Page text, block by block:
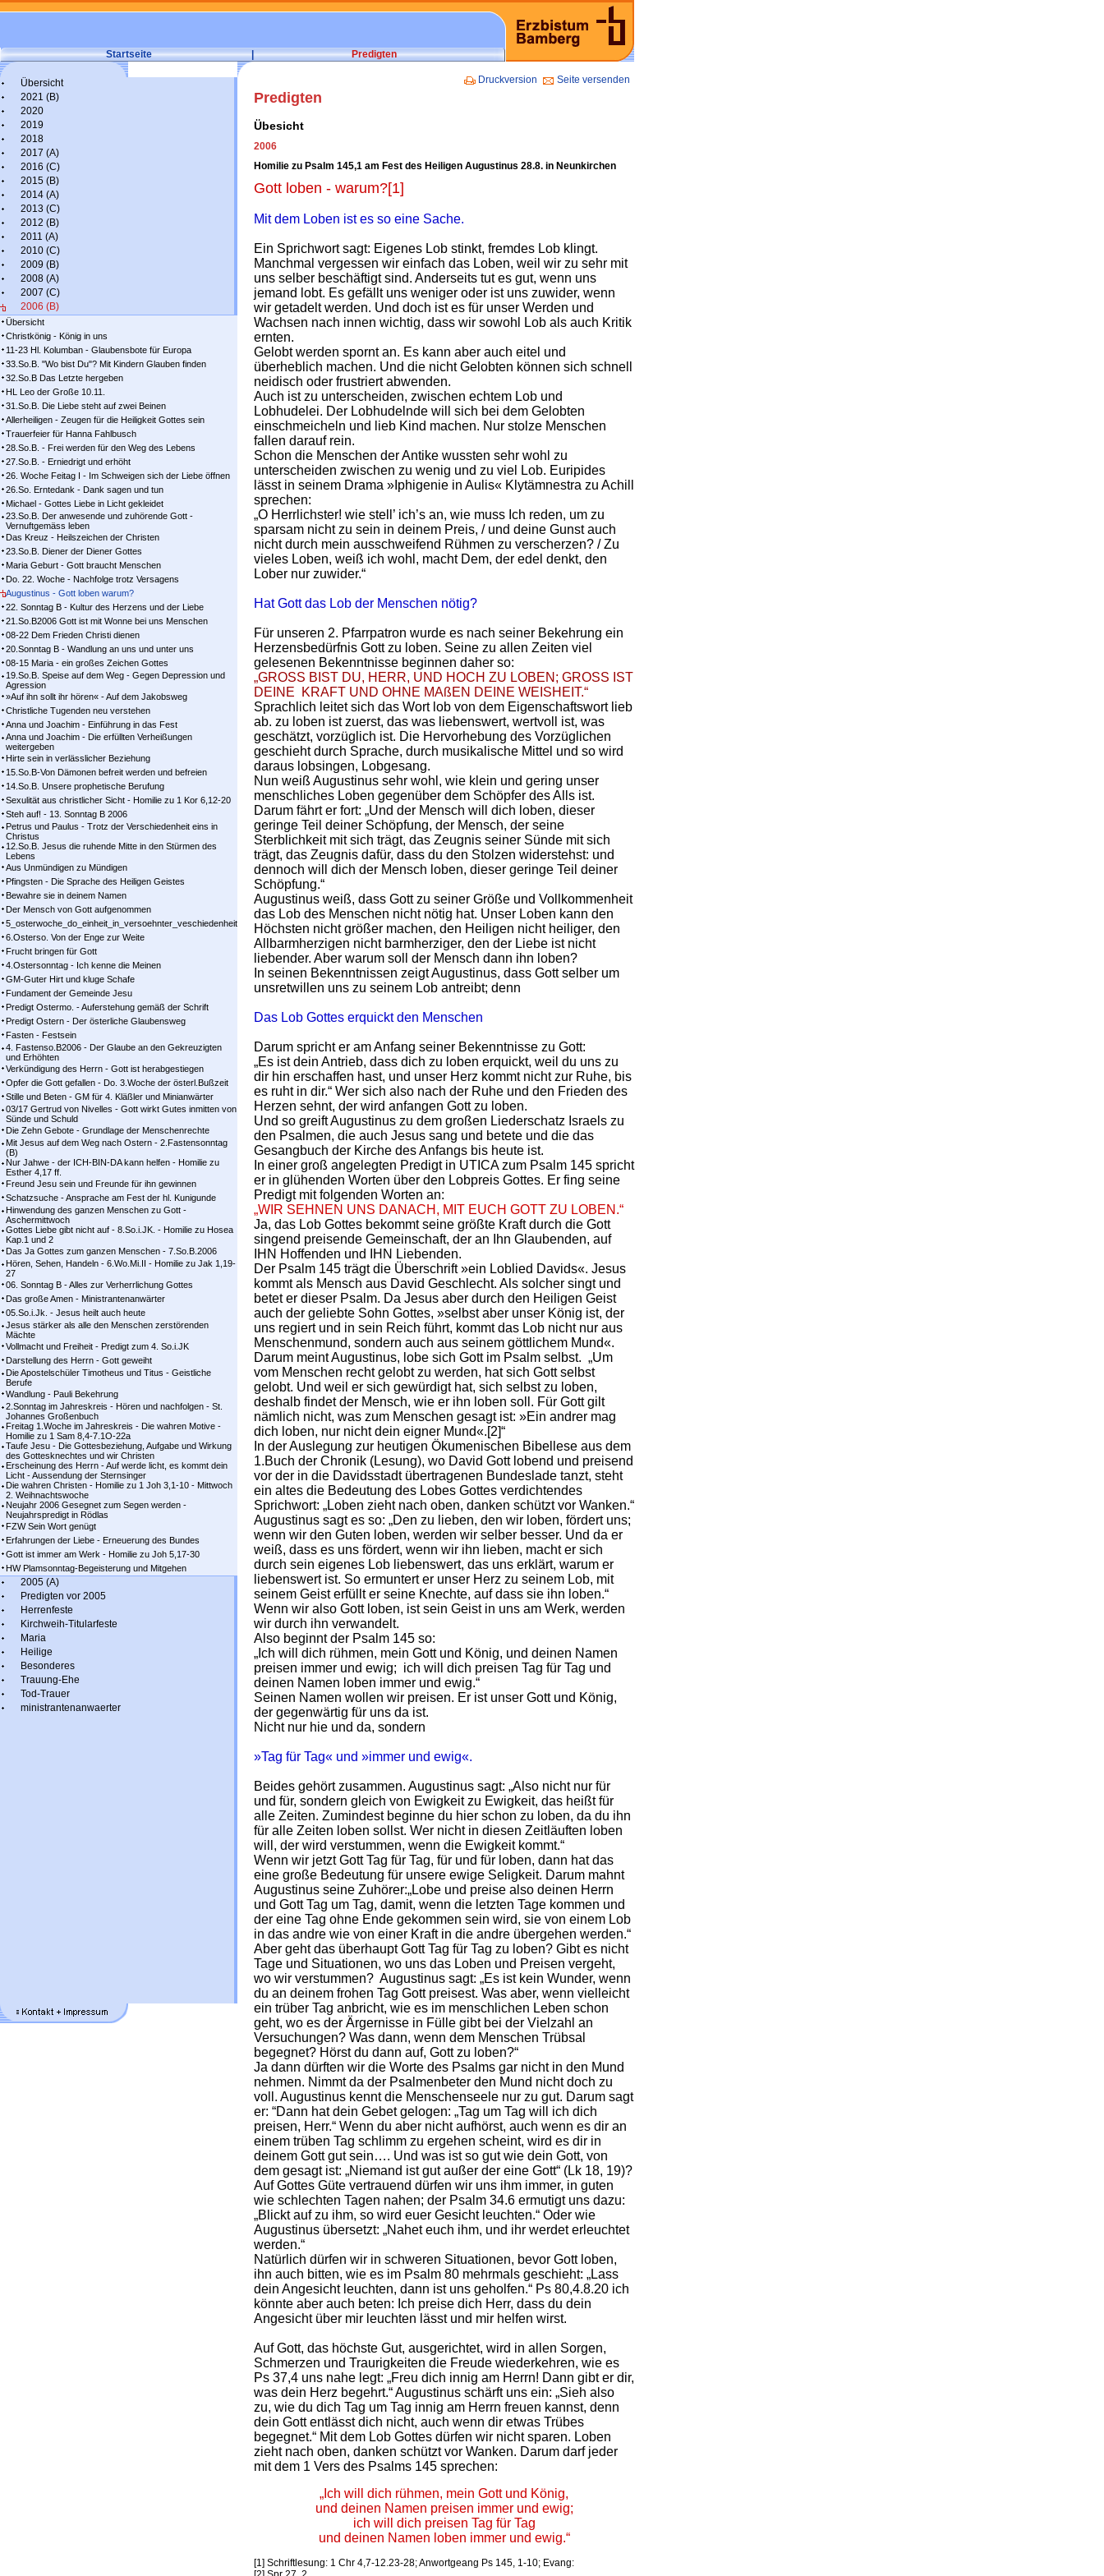
Startseite | Predigten
Übersicht
2021 (B)
2020
2019
2018
2017 (A)
2016 (C)
2015 (B)
2014 (A)
2013 (C)
2012 (B)
2011 (A)
2010 (C)
2009 (B)
2008 (A)
2007 (C)
2006 (B)
Übersicht
Christkönig - König in uns
11-23 Hl. Kolumban - Glaubensbote für Europa
33.So.B. "Wo bist Du"? Mit Kindern Glauben finden
32.So.B Das Letzte hergeben
HL Leo der Große 10.11.
31.So.B. Die Liebe steht auf zwei Beinen
Allerheiligen - Zeugen für die Heiligkeit Gottes sein
Trauerfeier für Hanna Fahlbusch
28.So.B. - Frei werden für den Weg des Lebens
27.So.B. - Erniedrigt und erhöht
26. Woche Feitag I - Im Schweigen sich der Liebe öffnen
26.So. Erntedank - Dank sagen und tun
Michael - Gottes Liebe in Licht gekleidet
23.So.B. Der anwesende und zuhörende Gott -
Vernuftgemäss leben
Das Kreuz - Heilszeichen der Christen
23.So.B. Diener der Diener Gottes
Maria Geburt - Gott braucht Menschen
Do. 22. Woche - Nachfolge trotz Versagens
Augustinus - Gott loben warum?
22. Sonntag B - Kultur des Herzens und der Liebe
21.So.B2006 Gott ist mit Wonne bei uns Menschen
08-22 Dem Frieden Christi dienen
20.Sonntag B - Wandlung an uns und unter uns
08-15 Maria - ein großes Zeichen Gottes
19.So.B. Speise auf dem Weg - Gegen Depression und
Agression
»Auf ihn sollt ihr hören« - Auf dem Jakobsweg
Christliche Tugenden neu verstehen
Anna und Joachim - Einführung in das Fest
Anna und Joachim - Die erfüllten Verheißungen
weitergeben
Hirte sein in verlässlicher Beziehung
15.So.B-Von Dämonen befreit werden und befreien
14.So.B. Unsere prophetische Berufung
Sexulität aus christlicher Sicht - Homilie zu 1 Kor 6,12-20
Steh auf! - 13. Sonntag B 2006
Petrus und Paulus - Trotz der Verschiedenheit eins in
Christus
12.So.B. Jesus die ruhende Mitte in den Stürmen des
Lebens
Aus Unmündigen zu Mündigen
Pfingsten - Die Sprache des Heiligen Geistes
Bewahre sie in deinem Namen
Der Mensch von Gott aufgenommen
5_osterwoche_do_einheit_in_versoehnter_veschiedenheit
6.Osterso. Von der Enge zur Weite
Frucht bringen für Gott
4.Ostersonntag - Ich kenne die Meinen
GM-Guter Hirt und kluge Schafe
Fundament der Gemeinde Jesu
Predigt Ostermo. - Auferstehung gemäß der Schrift
Predigt Ostern - Der österliche Glaubensweg
Fasten - Festsein
4. Fastenso.B2006 - Der Glaube an den Gekreuzigten
und Erhöhten
Verkündigung des Herrn - Gott ist herabgestiegen
Opfer die Gott gefallen - Do. 3.Woche der österl.Bußzeit
Stille und Beten - GM für 4. Kläßler und Minianwärter
03/17 Gertrud von Nivelles - Gott wirkt Gutes inmitten von
Sünde und Schuld
Die Zehn Gebote - Grundlage der Menschenrechte
Mit Jesus auf dem Weg nach Ostern - 2.Fastensonntag
(B)
Nur Jahwe - der ICH-BIN-DA kann helfen - Homilie zu
Esther 4,17 ff.
Freund Jesu sein und Freunde für ihn gewinnen
Schatzsuche - Ansprache am Fest der hl. Kunigunde
Hinwendung des ganzen Menschen zu Gott -
Aschermittwoch
Gottes Liebe gibt nicht auf - 8.So.i.JK. - Homilie zu Hosea
Kap.1 und 2
Das Ja Gottes zum ganzen Menschen - 7.So.B.2006
Hören, Sehen, Handeln - 6.Wo.Mi.II - Homilie zu Jak 1,19-
27
06. Sonntag B - Alles zur Verherrlichung Gottes
Das große Amen - Ministrantenanwärter
05.So.i.Jk. - Jesus heilt auch heute
Jesus stärker als alle den Menschen zerstörenden
Mächte
Vollmacht und Freiheit - Predigt zum 4. So.i.JK
Darstellung des Herrn - Gott geweiht
Die Apostelschüler Timotheus und Titus - Geistliche
Berufe
Wandlung - Pauli Bekehrung
2.Sonntag im Jahreskreis - Hören und nachfolgen - St.
Johannes Großenbuch
Freitag 1.Woche im Jahreskreis - Die wahren Motive -
Homilie zu 1 Sam 8,4-7.1O-22a
Taufe Jesu - Die Gottesbeziehung, Aufgabe und Wirkung
des Gottesknechtes und wir Christen
Erscheinung des Herrn - Auf werde licht, es kommt dein
Licht - Aussendung der Sternsinger
Die wahren Christen - Homilie zu 1 Joh 3,1-10 - Mittwoch
2. Weihnachtswoche
Neujahr 2006 Gesegnet zum Segen werden -
Neujahrspredigt in Rödlas
FZW Sein Wort genügt
Erfahrungen der Liebe - Erneuerung des Bundes
Gott ist immer am Werk - Homilie zu Joh 5,17-30
HW Plamsonntag-Begeisterung und Mitgehen
2005 (A)
Predigten vor 2005
Herrenfeste
Kirchweih-Titularfeste
Maria
Heilige
Besonderes
Trauung-Ehe
Tod-Trauer
ministrantenanwaerter
Druckversion Seite versenden
Predigten
Übesicht
2006
Homilie zu Psalm 145,1 am Fest des Heiligen Augustinus 28.8. in Neunkirchen
Gott loben - warum?[1]
Mit dem Loben ist es so eine Sache.
Ein Sprichwort sagt: Eigenes Lob stinkt, fremdes Lob klingt.
Manchmal vergessen wir einfach das Loben, weil wir zu sehr mit
uns selber beschäftigt sind. Anderseits tut es gut, wenn uns
jemand lobt. Es gefällt uns weniger oder ist uns zuwider, wenn
wir getadelt werden. Und doch ist es für unser Werden und
Wachsen nach innen wichtig, dass wir sowohl Lob als auch Kritik
ernten.
Gelobt werden spornt an. Es kann aber auch eitel und
überheblich machen. Und die nicht Gelobten können sich schnell
neidisch oder frustriert abwenden.
Auch ist zu unterscheiden, zwischen echtem Lob und
Lobhudelei. Der Lobhudelnde will sich bei dem Gelobten
einschmeicheln und lieb Kind machen. Nur stolze Menschen
fallen darauf rein.
Schon die Menschen der Antike wussten sehr wohl zu
unterscheiden zwischen zu wenig und zu viel Lob. Euripides
lässt in seinem Drama »Iphigenie in Aulis« Klytämnestra zu Achill
sprechen:
„O Herrlichster! wie stell’ ich’s an, wie muss Ich reden, um zu
sparsam nicht zu sein in deinem Preis, / und deine Gunst auch
nicht durch mein ausschweifend Rühmen zu verscherzen? / Zu
vieles Loben, weiß ich wohl, macht Dem, der edel denkt, den
Lober nur zuwider.“
Hat Gott das Lob der Menschen nötig?
Für unseren 2. Pfarrpatron wurde es nach seiner Bekehrung ein
Herzensbedürfnis Gott zu loben. Seine zu allen Zeiten viel
gelesenen Bekenntnisse beginnen daher so:
„GROSS BIST DU, HERR, UND HOCH ZU LOBEN; GROSS IST
DEINE KRAFT UND OHNE MAßEN DEINE WEISHEIT.“
Sprachlich leitet sich das Wort lob von dem Eigenschaftswort lieb
ab. zu loben ist zuerst, das was liebenswert, wertvoll ist, was
geschätzt, vorzüglich ist. Die Hervorhebung des Vorzüglichen
geschieht durch Sprache, durch musikalische Mittel und so wird
daraus lobsingen, Lobgesang.
Nun weiß Augustinus sehr wohl, wie klein und gering unser
menschliches Loben gegenüber dem Schöpfer des Alls ist.
Darum fährt er fort: „Und der Mensch will dich loben, dieser
geringe Teil deiner Schöpfung, der Mensch, der seine
Sterblichkeit mit sich trägt, das Zeugnis seiner Sünde mit sich
trägt, das Zeugnis dafür, dass du den Stolzen widerstehst: und
dennoch will dich der Mensch loben, dieser geringe Teil deiner
Schöpfung.“
Augustinus weiß, dass Gott zu seiner Größe und Vollkommenheit
das Lob des Menschen nicht nötig hat. Unser Loben kann den
Höchsten nicht größer machen, den Heiligen nicht heiliger, den
Allbarmherzigen nicht barmherziger, den der Liebe ist nicht
liebender. Aber warum soll der Mensch dann ihn loben?
In seinen Bekenntnissen zeigt Augustinus, dass Gott selber um
unsretwillen uns zu seinem Lob antreibt; denn
Das Lob Gottes erquickt den Menschen
Darum spricht er am Anfang seiner Bekenntnisse zu Gott:
„Es ist dein Antrieb, dass dich zu loben erquickt, weil du uns zu
dir hin erschaffen hast, und unser Herz kommt nicht zur Ruhe, bis
es ruht in dir.“ Wer sich also nach der Ruhe und den Frieden des
Herzen sehnt, der wird anfangen Gott zu loben.
Und so greift Augustinus zu dem großen Liederschatz Israels zu
den Psalmen, die auch Jesus sang und betete und die das
Gesangbuch der Kirche des Anfangs bis heute ist.
In einer groß angelegten Predigt in UTICA zum Psalm 145 spricht
er in glühenden Worten über den Lobpreis Gottes. Er fing seine
Predigt mit folgenden Worten an:
„WIR SEHNEN UNS DANACH, MIT EUCH GOTT ZU LOBEN.“
Ja, das Lob Gottes bekommt seine größte Kraft durch die Gott
singend preisende Gemeinschaft, der an Ihn Glaubenden, auf
IHN Hoffenden und IHN Liebenden.
Der Psalm 145 trägt die Überschrift »ein Loblied Davids«. Jesus
kommt als Mensch aus David Geschlecht. Als solcher singt und
betet er dieser Psalm. Da Jesus aber durch den Heiligen Geist
auch der geliebte Sohn Gottes, »selbst aber unser König ist, der
uns regiert und in sein Reich führt, kommt das Lob nicht nur aus
Menschenmund, sondern auch aus seinem göttlichem Mund«.
Darum meint Augustinus, lobe sich Gott im Psalm selbst. „Um
vom Menschen recht gelobt zu werden, hat sich Gott selbst
gelobt. Und weil er sich gewürdigt hat, sich selbst zu loben,
deshalb findet der Mensch, wie er ihn loben soll. Für Gott gilt
nämlich nicht, was zum Menschen gesagt ist: »Ein andrer mag
dich loben, nur nicht dein eigner Mund«.[2]“
In der Auslegung zur heutigen Ökumenischen Bibellese aus dem
1.Buch der Chronik (Lesung), wo David Gott lobend und preisend
vor der in die Davidsstadt übertragenen Bundeslade tanzt, steht
ein altes die Bedeutung des Lobes Gottes verdichtendes
Sprichwort: „Loben zieht nach oben, danken schützt vor Wanken.“
Augustinus sagt es so: „Den zu lieben, den wir loben, fördert uns;
wenn wir den Guten loben, werden wir selber besser. Und da er
weiß, dass es uns fördert, wenn wir ihn lieben, macht er sich
durch sein eigenes Lob liebenswert, das uns erklärt, warum er
liebenswert ist. So ermuntert er unser Herz zu seinem Lob, mit
seinem Geist erfüllt er seine Knechte, auf dass sie ihn loben.“
Wenn wir also Gott loben, ist sein Geist in uns am Werk, werden
wir durch ihn verwandelt.
Also beginnt der Psalm 145 so:
„Ich will dich rühmen, mein Gott und König, und deinen Namen
preisen immer und ewig; ich will dich preisen Tag für Tag und
deinen Namen loben immer und ewig.“
Seinen Namen wollen wir preisen. Er ist unser Gott und König,
der gegenwärtig für uns da ist.
Nicht nur hie und da, sondern
»Tag für Tag« und »immer und ewig«.
Beides gehört zusammen. Augustinus sagt: „Also nicht nur für
und für, sondern gleich von Ewigkeit zu Ewigkeit, das heißt für
alle Zeiten. Zumindest beginne du hier schon zu loben, da du ihn
für alle Zeiten loben sollst. Wer nicht in diesen Zeitläuften loben
will, der wird verstummen, wenn die Ewigkeit kommt.“
Wenn wir jetzt Gott Tag für Tag, für und für loben, dann hat das
eine große Bedeutung für unsere ewige Seligkeit. Darum mahnt
Augustinus seine Zuhörer:„Lobe und preise also deinen Herrn
und Gott Tag um Tag, damit, wenn die letzten Tage kommen und
der eine Tag ohne Ende gekommen sein wird, sie von einem Lob
in das andre wie von einer Kraft in die andre übergehen werden.“
Aber geht das überhaupt Gott Tag für Tag zu loben? Gibt es nicht
Tage und Situationen, wo uns das Loben und Preisen vergeht,
wo wir verstummen? Augustinus sagt: „Es ist kein Wunder, wenn
du an deinem frohen Tag Gott preisest. Was aber, wenn vielleicht
ein trüber Tag anbricht, wie es im menschlichen Leben schon
geht, wo es der Ärgernisse in Fülle gibt bei der Vielzahl an
Versuchungen? Was dann, wenn dem Menschen Trübsal
begegnet? Hörst du dann auf, Gott zu loben?“
Ja dann dürften wir die Worte des Psalms gar nicht in den Mund
nehmen. Nimmt da der Psalmenbeter den Mund nicht doch zu
voll. Augustinus kennt die Menschenseele nur zu gut. Darum sagt
er: “Dann hat dein Gebet gelogen: „Tag um Tag will ich dich
preisen, Herr.“ Wenn du aber nicht aufhörst, auch wenn es dir an
einem trüben Tag schlimm zu ergehen scheint, wird es dir in
deinem Gott gut sein…. Und was ist so gut wie dein Gott, von
dem gesagt ist: „Niemand ist gut außer der eine Gott“ (Lk 18, 19)?
Auf Gottes Güte vertrauend dürfen wir uns ihm immer, in guten
wie schlechten Tagen nahen; der Psalm 34.6 ermutigt uns dazu:
„Blickt auf zu ihm, so wird euer Gesicht leuchten.“ Oder wie
Augustinus übersetzt: „Nahet euch ihm, und ihr werdet erleuchtet
werden.“
Natürlich dürfen wir in schweren Situationen, bevor Gott loben,
ihn auch bitten, wie es im Psalm 80 mehrmals geschieht: „Lass
dein Angesicht leuchten, dann ist uns geholfen.“ Ps 80,4.8.20 ich
könnte aber auch beten: Ich preise dich Herr, dass du dein
Angesicht über mir leuchten lässt und mir helfen wirst.
Auf Gott, das höchste Gut, ausgerichtet, wird in allen Sorgen,
Schmerzen und Traurigkeiten die Freude wiederkehren, wie es
Ps 37,4 uns nahe legt: „Freu dich innig am Herrn! Dann gibt er dir,
was dein Herz begehrt.“ Augustinus schärft uns ein: „Sieh also
zu, wie du dich Tag um Tag innig am Herrn freuen kannst, denn
dein Gott entlässt dich nicht, auch wenn dir etwas Trübes
begegnet.“ Mit dem Lob Gottes dürfen wir nicht sparen. Loben
zieht nach oben, danken schützt vor Wanken. Darum darf jeder
mit dem 1 Vers des Psalms 145 sprechen:
„Ich will dich rühmen, mein Gott und König,
und deinen Namen preisen immer und ewig;
ich will dich preisen Tag für Tag
und deinen Namen loben immer und ewig.“
[1] Schriftlesung: 1 Chr 4,7-12.23-28; Anwortgeang Ps 145, 1-10; Evang: